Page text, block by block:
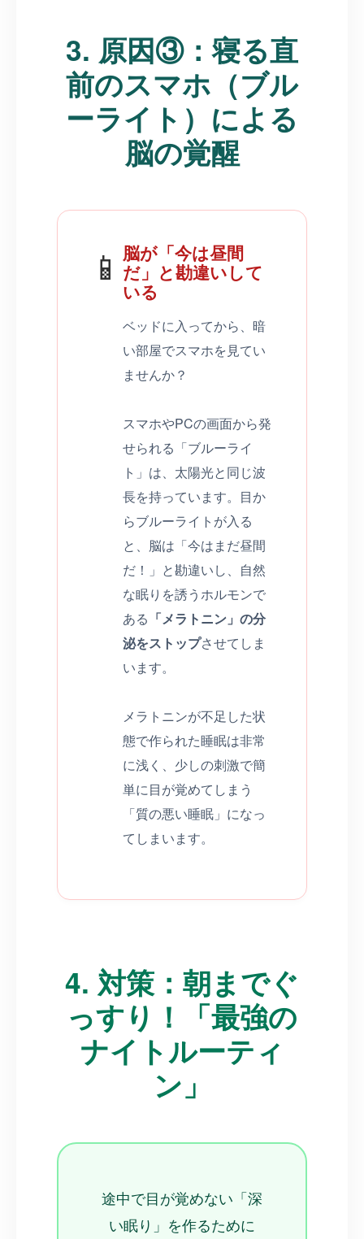
3. 原因③：寝る直
前のスマホ（ブル
ーライト）による
脳の覚醒
📱 脳が「今は昼間
だ」と勘違いして
いる
ベッドに入ってから、暗
い部屋でスマホを見てい
ませんか？
スマホやPCの画面から発
せられる「ブルーライ
ト」は、太陽光と同じ波
長を持っています。目か
らブルーライトが入る
と、脳は「今はまだ昼間
だ！」と勘違いし、自然
な眠りを誘うホルモンで
ある 「メラトニン」の分
泌をストップさせてしま
います。
メラトニンが不足した状
態で作られた睡眠は非常
に浅く、少しの刺激で簡
単に目が覚めてしまう
「質の悪い睡眠」になっ
てしまいます。
4. 対策：朝までぐ
っすり！「最強の
ナイトルーティ
ン」
途中で目が覚めない「深
い眠り」を作るために